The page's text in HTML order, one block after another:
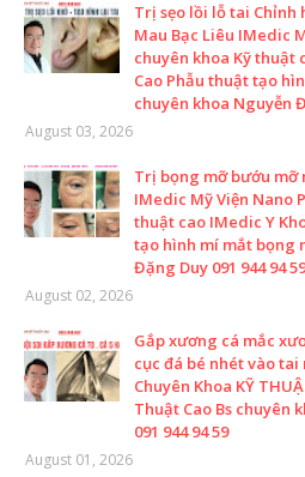
Trị sẹo lồi lỗ tai Chỉnh
Mau Bạc Liêu IMedic
chuyên khoa Kỹ thuật
Cao Phẫu thuật tạo
chuyên khoa Nguyễn
August 03, 2026
Trị bọng mỡ bướu mỡ
IMedic Mỹ Viện Nano
thuật cao IMedic Y
tạo hình mí mắt bọng
Đặng Duy 091 944 94 59
August 02, 2026
Gắp xương cá mắc
cục đá bé nhét vào
Chuyên Khoa KỸ
Thuật Cao Bs chuyên
091 944 94 59
August 01, 2026